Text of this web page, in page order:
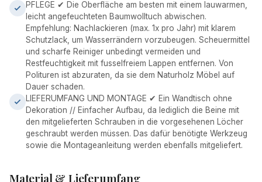
PFLEGE ✔ Die Oberfläche am besten mit einem lauwarmen,
leicht angefeuchteten Baumwolltuch abwischen.
Empfehlung: Nachlackieren (max. 1x pro Jahr) mit klarem
Schutzlack, um Wasserrändern vorzubeugen. Scheuermittel
und scharfe Reiniger unbedingt vermeiden und
Restfeuchtigkeit mit fusselfreiem Lappen entfernen. Von
Polituren ist abzuraten, da sie dem Naturholz Möbel auf
Dauer schaden.
LIEFERUMFANG UND MONTAGE ✔ Ein Wandtisch ohne
Dekoration // Einfacher Aufbau, da lediglich die Beine mit
den mitgelieferten Schrauben in die vorgesehenen Löcher
geschraubt werden müssen. Das dafür benötigte Werkzeug
sowie die Montageanleitung werden ebenfalls mitgeliefert.
Material & Lieferumfang